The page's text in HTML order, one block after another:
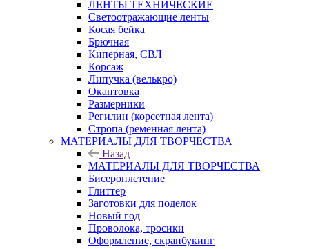
ЛЕНТЫ ТЕХНИЧЕСКИЕ
Светоотражающие ленты
Косая бейка
Брючная
Киперная, СВЛ
Корсаж
Липучка (велькро)
Окантовка
Размерники
Регилин (корсетная лента)
Стропа (ременная лента)
МАТЕРИАЛЫ ДЛЯ ТВОРЧЕСТВА
Назад
МАТЕРИАЛЫ ДЛЯ ТВОРЧЕСТВА
Бисероплетение
Глиттер
Заготовки для поделок
Новый год
Проволока, тросики
Оформление, скрапбукинг